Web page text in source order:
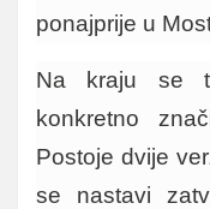
ponajprije u
Na kraju se
konkretno
Postoje dvije
se nastavi